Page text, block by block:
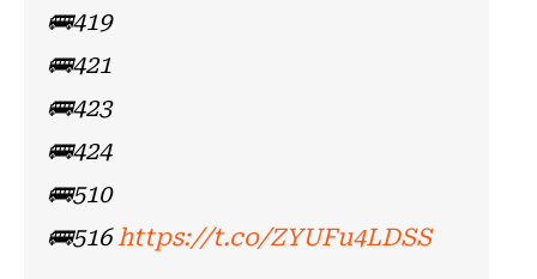
🚌419
🚌421
🚌423
🚌424
🚌510
🚌516https://t.co/ZYUFu4LDSS